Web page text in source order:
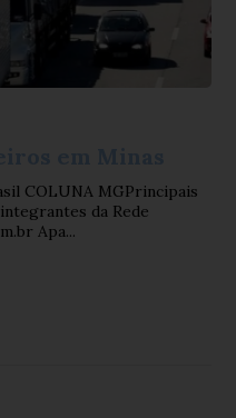
COLUNA MGPrincipais
da Rede
Apa...